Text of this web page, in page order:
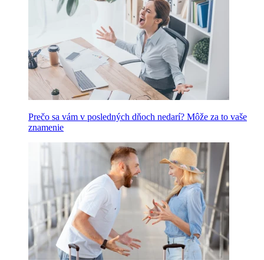
Prečo sa vám v posledných dňoch nedarí? Môže za to vaše
znamenie